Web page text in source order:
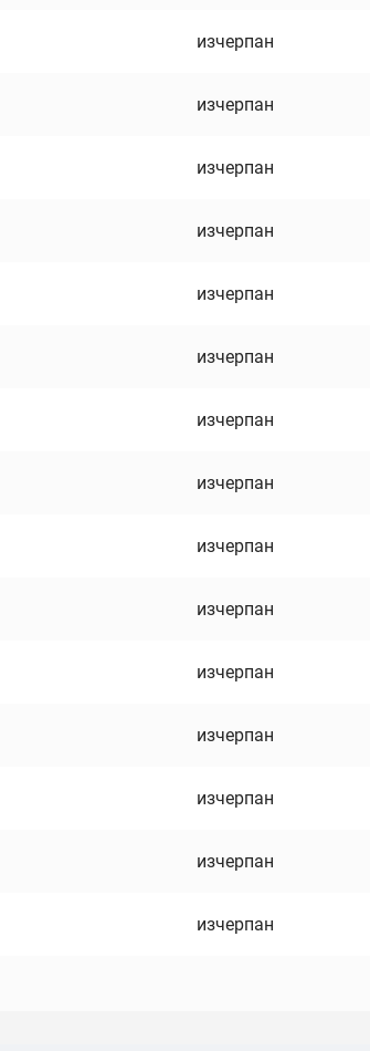
изчерпан
изчерпан
изчерпан
изчерпан
изчерпан
изчерпан
изчерпан
изчерпан
изчерпан
изчерпан
изчерпан
изчерпан
изчерпан
изчерпан
изчерпан